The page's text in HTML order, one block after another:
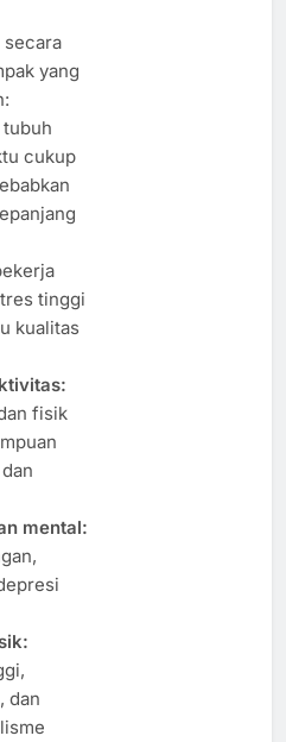
secara
yang
tubuh
cukup
tinggi
kualitas
fisik
mental:
dan